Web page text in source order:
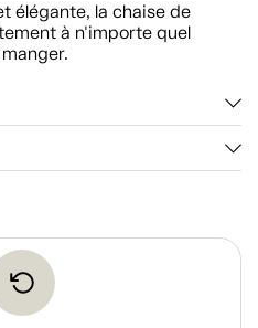
élégante, la chaise de
à n'importe quel